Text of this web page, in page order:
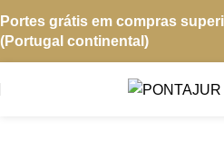
Portes grátis em compras
(Portugal continental)